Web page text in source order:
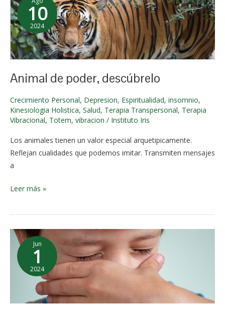
10
2024
18 de
noviemb
re de
2024
Animal de poder, descúbrelo
Crecimiento Personal, Depresion, Espiritualidad, insomnio,
Kinesiologia Holistica, Salud, Terapia Transpersonal, Terapia
Vibracional, Totem, vibracion / Instituto Iris
Los animales tienen un valor especial arquetipicamente.
Reflejan cualidades que podemos imitar. Transmiten mensajes
a
de
poder,
descúbrelo
Leer más »
Jun
1
2024
2 de
junio de
2024
Como
enfrentarte
berrinches